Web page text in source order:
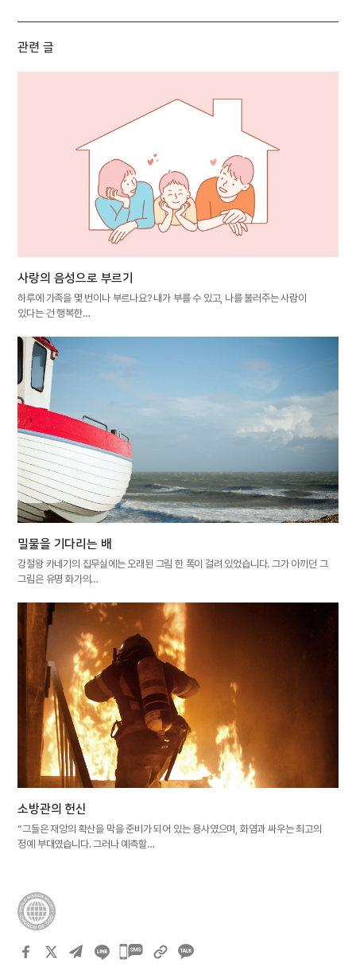
관련 글
사랑의 음성으로 부르기
하루에 가족을 몇 번이나 부르나요? 내가 부를 수 있고, 나를 불러주는 사람이
있다는 건 행복한…
밀물을 기다리는 배
강철왕 카네기의 집무실에는 오래된 그림 한 폭이 걸려 있었습니다. 그가 아끼던 그
그림은 유명 화가의…
소방관의 헌신
“그들은 재앙의 확산을 막을 준비가 되어 있는 용사였으며, 화염과 싸우는 최고의
정예 부대였습니다. 그러나 예측할…
카카오톡